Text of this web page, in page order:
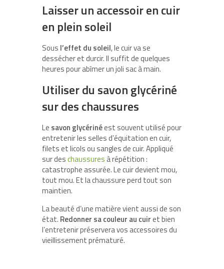
Laisser un accessoir en cuir
en plein soleil
Sous l’effet du soleil, le cuir va se
dessécher et durcir. Il suffit de quelques
heures pour abîmer un joli sac à main.
Utiliser du savon glycériné
sur des chaussures
Le savon glycérinéest souvent utilisé pour
entretenir les selles d’équitation en cuir,
filets et licols ou sangles de cuir. Appliqué
sur deschaussures à répétition :
catastrophe assurée. Le cuir devient mou,
tout mou. Et la chaussure perd tout son
maintien.
La beauté d’une matière vient aussi de son
état. Redonner sa couleur au cuiret bien
l’entretenir préservera vos accessoires du
vieillissement prématuré.